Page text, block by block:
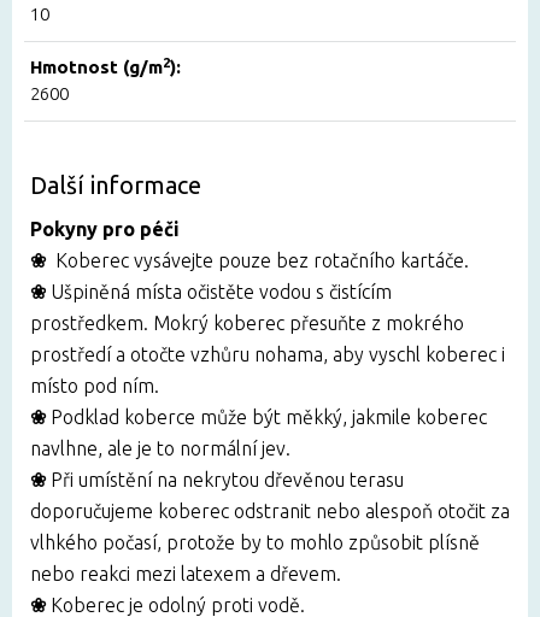
10
Hmotnost (g/m2):
2600
Další informace
Pokyny pro péči
❀ Koberec vysávejte pouze bez rotačního kartáče.
❀ Ušpiněná místa očistěte vodou s čistícím
prostředkem. Mokrý koberec přesuňte z mokrého
prostředí a otočte vzhůru nohama, aby vyschl koberec i
místo pod ním.
❀ Podklad koberce může být měkký, jakmile koberec
navlhne, ale je to normální jev.
❀ Při umístění na nekrytou dřevěnou terasu
doporučujeme koberec odstranit nebo alespoň otočit za
vlhkého počasí, protože by to mohlo způsobit plísně
nebo reakci mezi latexem a dřevem.
❀ Koberec je odolný proti vodě.